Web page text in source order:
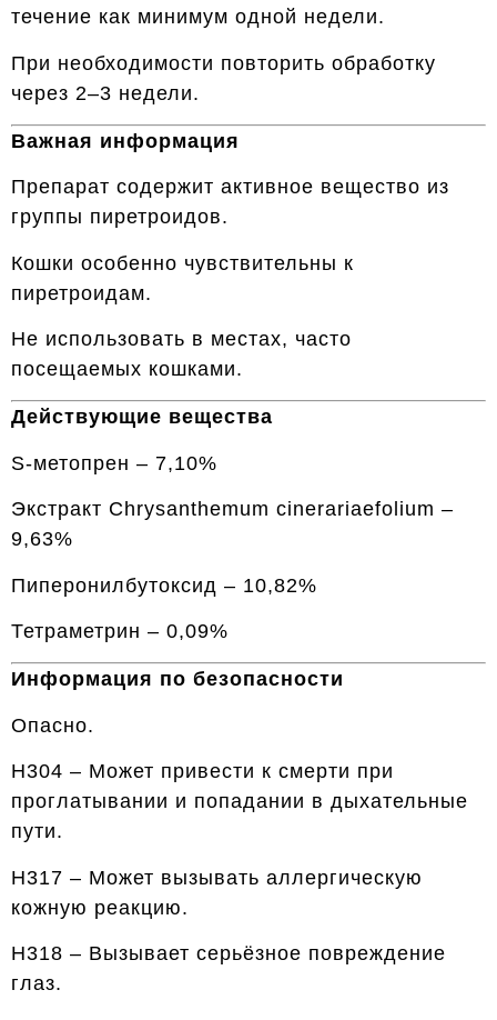
течение как минимум одной недели.
При необходимости повторить обработку
через 2–3 недели.
Важная информация
Препарат содержит активное вещество из
группы пиретроидов.
Кошки особенно чувствительны к
пиретроидам.
Не использовать в местах, часто
посещаемых кошками.
Действующие вещества
S-метопрен – 7,10%
Экстракт Chrysanthemum cinerariaefolium –
9,63%
Пиперонилбутоксид – 10,82%
Тетраметрин – 0,09%
Информация по безопасности
Опасно.
H304 – Может привести к смерти при
проглатывании и попадании в дыхательные
пути.
H317 – Может вызывать аллергическую
кожную реакцию.
H318 – Вызывает серьёзное повреждение
глаз.